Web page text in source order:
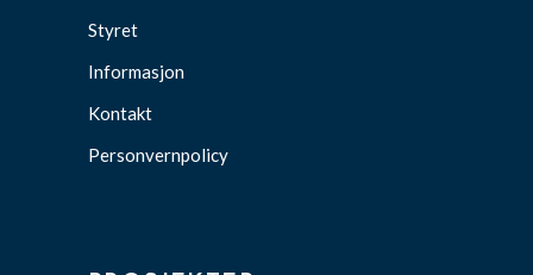
Styret
Informasjon
Kontakt
Personvernpolicy